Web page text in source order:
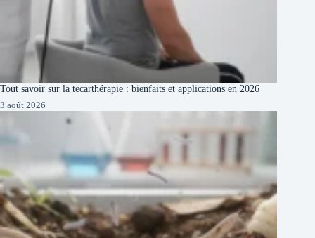
Tout savoir sur la tecarthérapie : bienfaits et applications en 2026
3 août 2026